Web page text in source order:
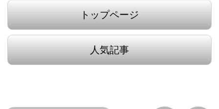
トップページ
人気記事